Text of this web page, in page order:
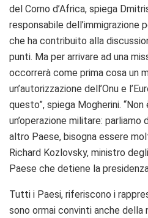
del Corno d’Africa, spiega
responsabile dell’immigrazione
che ha contribuito alla
punti. Ma per arrivare ad una
occorrerà come prima cosa un
un’autorizzazione dell’Onu e
questo”, spiega Mogherini.
un’operazione militare:
altro Paese, bisogna essere
Richard Kozlovsky, ministro
Paese che detiene la
Tutti i Paesi, riferiscono i
sono ormai convinti anche